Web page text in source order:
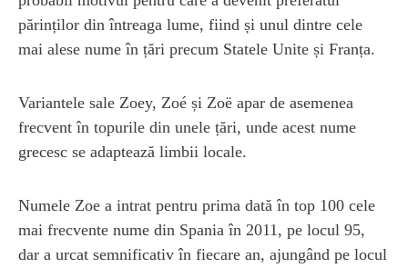
părinților din întreaga lume, fiind și unul dintre cele
mai alese nume în țări precum Statele Unite și Franța.
Variantele sale Zoey, Zoé și Zoë apar de asemenea
frecvent în topurile din unele țări, unde acest nume
grecesc se adaptează limbii locale.
Numele Zoe a intrat pentru prima dată în top 100 cele
mai frecvente nume din Spania în 2011, pe locul 95,
dar a urcat semnificativ în fiecare an, ajungând pe locul